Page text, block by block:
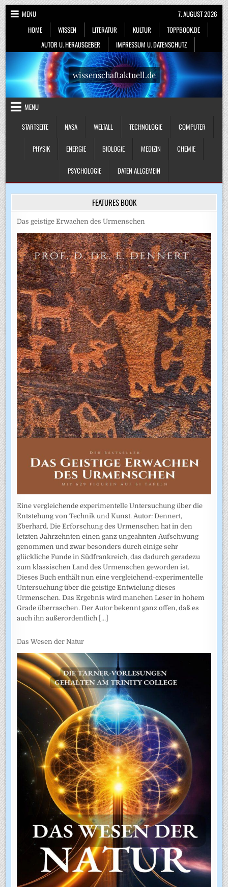
Skip
to
content
MENU
HOME
WISSEN LITERATUR KULTUR
TOPPBOOK.DE
AUTOR U. HERAUSGEBER
IMPRESSUM U. DATENSCHUTZ
7. AUGUST 2026
wissenschaftaktuell.de
MENU
STARTSEITE
NASA WELTALL TECHNOLOGIE COMPUTER
PHYSIK ENERGIE BIOLOGIE MEDIZIN CHEMIE
PSYCHOLOGIE DATEN ALLGEMEIN
FEATURES BOOK
Das geistige Erwachen des Urmenschen
Eine vergleichende experimentelle Untersuchung über die
Entstehung von Technik und Kunst. Autor: Dennert,
Eberhard. Die Erforschung des Urmenschen hat in den
letzten Jahrzehnten einen ganz ungeahnten Aufschwung
genommen und zwar besonders durch einige sehr
glückliche Funde in Südfrankreich, das dadurch geradezu
zum klassischen Land des Urmenschen geworden ist.
Dieses Buch enthält nun eine vergleichend-experimentelle
Untersuchung über die geistige Entwiclung dieses
Urmenschen. Das Ergebnis wird manchen Leser in hohem
Grade überraschen. Der Autor bekennt ganz offen, daß es
auch ihn außerordentlich [...]
Das Wesen der Natur